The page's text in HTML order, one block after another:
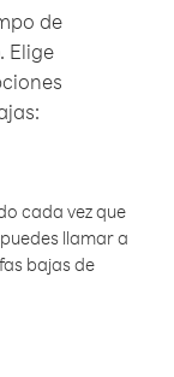
de
Elige
cada vez que
llamar a
bajas de